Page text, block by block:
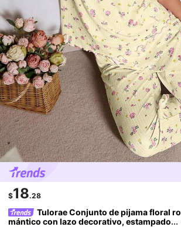
$18.28
Tulorae Conjunto de pijama floral ro
mántico con lazo decorativo, estampado